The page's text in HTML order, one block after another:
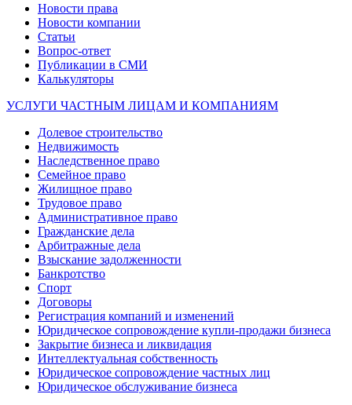
Новости права
Новости компании
Статьи
Вопрос-ответ
Публикации в СМИ
Калькуляторы
УСЛУГИ ЧАСТНЫМ ЛИЦАМ И КОМПАНИЯМ
Долевое строительство
Недвижимость
Наследственное право
Семейное право
Жилищное право
Трудовое право
Административное право
Гражданские дела
Арбитражные дела
Взыскание задолженности
Банкротство
Спорт
Договоры
Регистрация компаний и изменений
Юридическое сопровождение купли-продажи бизнеса
Закрытие бизнеса и ликвидация
Интеллектуальная собственность
Юридическое сопровождение частных лиц
Юридическое обслуживание бизнеса